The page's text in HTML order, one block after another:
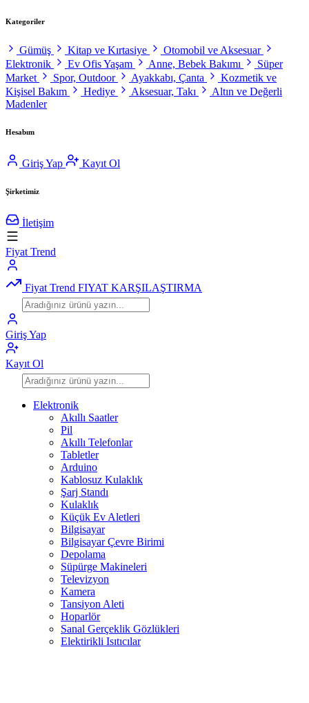
Kategoriler
Gümüş Kitap ve Kırtasiye
Otomobil ve Aksesuar
Elektronik
Ev Ofis Yaşam Anne, Bebek Bakımı
Süper
Market
Spor, Outdoor Ayakkabı, Çanta
Kozmetik ve
Kişisel Bakım
Hediye Aksesuar, Takı
Altın ve Değerli
Madenler
Hesabım
Giriş Yap Kayıt Ol
Şirketimiz
İletişim
Fiyat Trend
Fiyat Trend FIYAT KARŞILAŞTIRMA
Giriş Yap
Kayıt Ol
Elektronik
Akıllı Saatler
Pil
Akıllı Telefonlar
Tabletler
Arduino
Kablosuz Kulaklık
Şarj Standı
Kulaklık
Küçük Ev Aletleri
Bilgisayar
Bilgisayar Çevre Birimi
Depolama
Süpürge Makineleri
Televizyon
Kamera
Tansiyon Aleti
Hoparlör
Sanal Gerçeklik Gözlükleri
Elektirikli Isıtıcılar